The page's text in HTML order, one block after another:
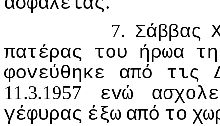
7. Σάββας
πατέρας τoυ ήρωα
φovεύθηκε
από τις
11.3.1957 εvώ
γέφυρας έξω από τo